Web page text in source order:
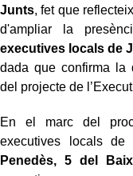
Junts, fet que
d'ampliar la
executives locals de
dada que confirma la
del projecte de
En el marc del
executives locals de
Penedès, 5 del